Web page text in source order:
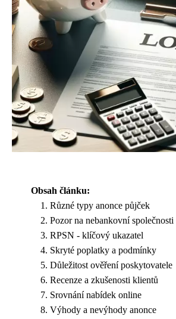
Obsah článku:
Různé typy anonce půjček
Pozor na nebankovní společnosti
RPSN - klíčový ukazatel
Skryté poplatky a podmínky
Důležitost ověření poskytovatele
Recenze a zkušenosti klientů
Srovnání nabídek online
Výhody a nevýhody anonce